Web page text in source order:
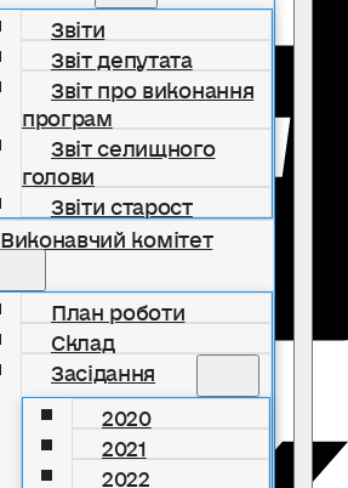
Звіти
Звіт депутата
Звіт про виконання
програм
Звіт селищного
голови
Звіти старост
Виконавчий комітет
План роботи
Склад
Засідання
2020
2021
2022